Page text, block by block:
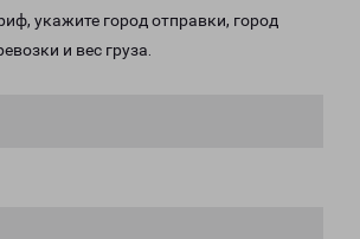
укажите город отправки, город
и вес груза.